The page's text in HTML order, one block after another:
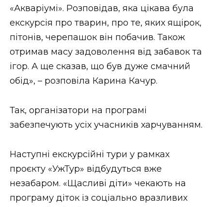
«Акваріумі». Розповідав, яка цікава була
екскурсія про тварин, про те, яких ящірок,
пітонів, черепашок він побачив. Також
отримав масу задоволення від забавок та
ігор. А ще сказав, що був дуже смачний
обід», – розповіла Карина Качур.
Так, організатори на програмі
забезпечують усіх учасників харчуванням.
Наступні екскурсійні тури у рамках
проєкту «УжТур» відбудуться вже
незабаром. «Щасливі діти» чекають на
програму діток із соціально вразливих